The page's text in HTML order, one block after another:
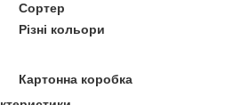
Сортер
Різні кольори
Картонна коробка